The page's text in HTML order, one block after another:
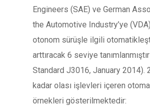
Engineers (SAE) ve German
the Automotive Industry’ye
otonom sürüşle ilgili
arttıracak 6 seviye
Standard J3016, January 2014).
kadar olası işlevleri içeren
örnekleri gösterilmektedir: